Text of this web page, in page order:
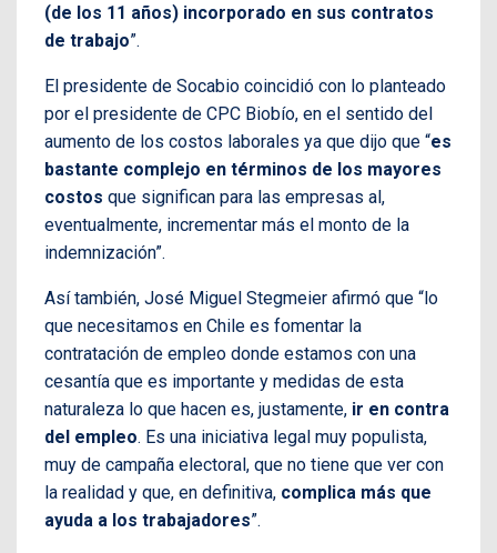
(de los 11 años) incorporado en sus contratos
de trabajo”.
El presidente de Socabio coincidió con lo planteado
por el presidente de CPC Biobío, en el sentido del
aumento de los costos laborales ya que dijo que “es
bastante complejo en términos de los mayores
costos que significan para las empresas al,
eventualmente, incrementar más el monto de la
indemnización”.
Así también, José Miguel Stegmeier afirmó que “lo
que necesitamos en Chile es fomentar la
contratación de empleo donde estamos con una
cesantía que es importante y medidas de esta
naturaleza lo que hacen es, justamente, ir en contra
del empleo. Es una iniciativa legal muy populista,
muy de campaña electoral, que no tiene que ver con
la realidad y que, en definitiva, complica más que
ayuda a los trabajadores”.